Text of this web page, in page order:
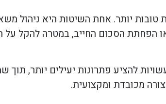
טובות יותר. אחת השיטות היא ניהול
הפחתת הסכום החייב, במטרה להקל על
להציע פתרונות יעילים יותר, תוך
מכובדת ומקצועית.